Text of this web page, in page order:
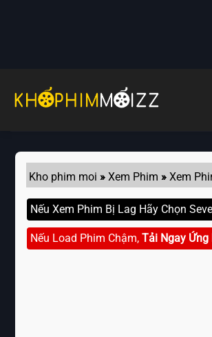
Kho phim moi » Xem Phim » Xem
Nếu Xem Phim Bị Lag Hãy Chọn
Nếu Load Phim Chậm, Tải Ngay Ứng